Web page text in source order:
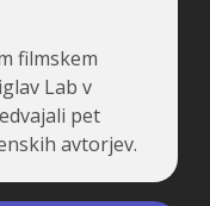
filmskem
Lab v
pet
avtorjev.